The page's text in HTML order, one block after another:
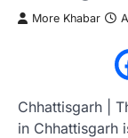
More Khabar
Chhattisgarh |
in Chhattisgarh